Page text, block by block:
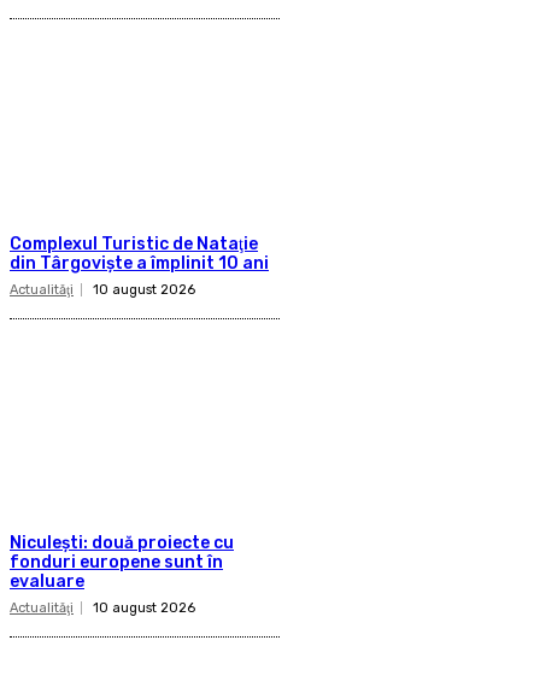
Complexul Turistic de Nataţie
din Târgovişte a împlinit 10 ani
Actualităţi 10 august 2026
Niculeşti: două proiecte cu
fonduri europene sunt în
evaluare
Actualităţi 10 august 2026